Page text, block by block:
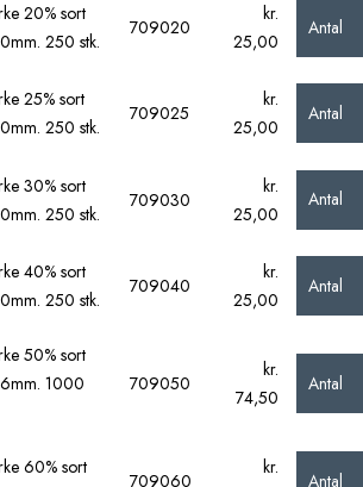
20% sort
250 stk.
709020
kr.
25,00
Antal
25% sort
250 stk.
709025
kr.
25,00
Antal
30% sort
250 stk.
709030
kr.
25,00
Antal
40% sort
250 stk.
709040
kr.
25,00
Antal
50% sort
1000
709050
kr.
74,50
Antal
60% sort
709060
kr.
Antal